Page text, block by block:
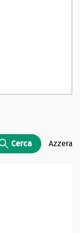
Cerca Azzera